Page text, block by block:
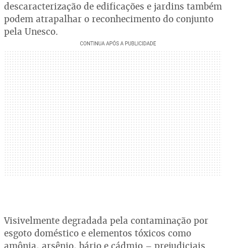
descaracterização de edificações e jardins também
podem atrapalhar o reconhecimento do conjunto
pela Unesco.
Visivelmente degradada pela contaminação por
esgoto doméstico e elementos tóxicos como